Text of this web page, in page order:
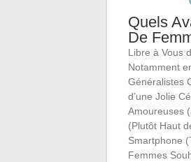
Quels
De
Libre à Vous
Notamment
Généralistes
d’une Jolie
Amoureuses
(Plutôt Haut
Smartphone
Femmes